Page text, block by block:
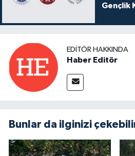
Gençlik
EDITÖR HAKKINDA
Haber Editör
Bunlar da ilginizi